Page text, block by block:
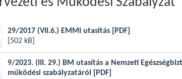
29/2017 (VII.6.) EMMI utasitás
[PDF]
[502 kB]
9/2023. (III. 29.) BM utasítás a Nemzeti
működési szabályzatáról
[PDF]